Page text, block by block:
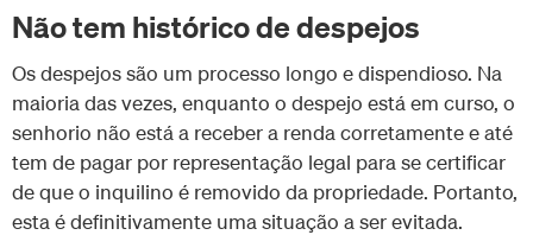
Não tem histórico de despejos
Os despejos são um processo longo e dispendioso. Na
maioria das vezes, enquanto o despejo está em curso, o
senhorio não está a receber a renda corretamente e até
tem de pagar por representação legal para se certificar
de que o inquilino é removido da propriedade. Portanto,
esta é definitivamente uma situação a ser evitada.